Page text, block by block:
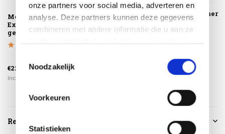
onze partners voor social media, adverteren en
analyse. Deze partners kunnen deze gegevens
combineren met andere informatie die u aan ze
Noodzakelijk
Voorkeuren
Statistieken
Montagelevering -
Extra gemak &
geen afval
€225,00
Incl. btw
Arezzo low lounge
dining tuinstoel
natural sand
Textiel Cleaner
SUNS shine
€24,95
Reviews